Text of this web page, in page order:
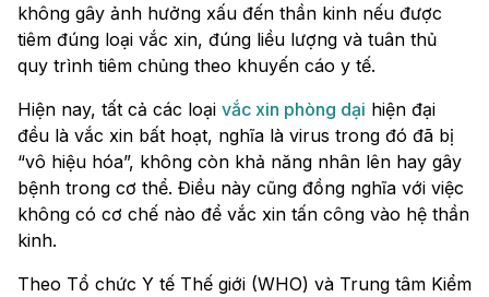
không gây ảnh hưởng xấu đến thần kinh nếu được
tiêm đúng loại vắc xin, đúng liều lượng và tuân thủ
quy trình tiêm chủng theo khuyến cáo y tế.
Hiện nay, tất cả các loại vắc xin phòng dại hiện đại
đều là vắc xin bất hoạt, nghĩa là virus trong đó đã bị
“vô hiệu hóa”, không còn khả năng nhân lên hay gây
bệnh trong cơ thể. Điều này cũng đồng nghĩa với việc
không có cơ chế nào để vắc xin tấn công vào hệ thần
kinh.
Theo Tổ chức Y tế Thế giới (WHO) và Trung tâm Kiểm